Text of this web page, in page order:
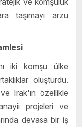
ve komşuluk
taşımayı arzu
iki komşu ülke
oluşturdu.
Irak'ın özellikle
projeleri ve
devasa bir iş